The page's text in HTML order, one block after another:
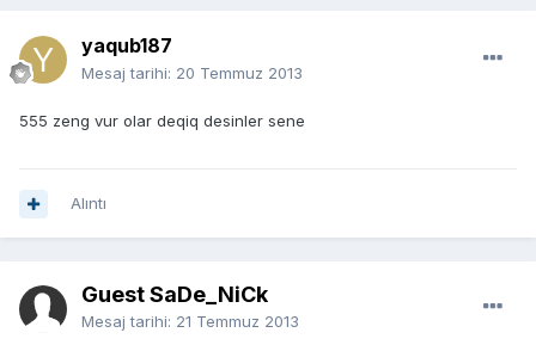
yaqub187
Mesaj tarihi: 20 Temmuz 2013
555 zeng vur olar deqiq desinler sene
Alıntı
Guest SaDe_NiCk
Mesaj tarihi: 21 Temmuz 2013